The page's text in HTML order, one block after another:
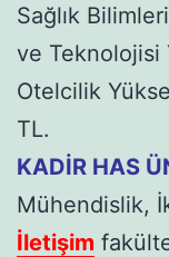
Sağlık
ve Teknolojisi
Otelcilik
TL.
KADİR HAS
Mühendislik,
İletişim